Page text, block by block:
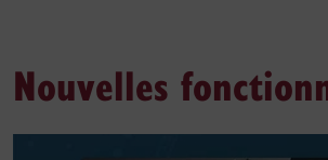
Nouvelles